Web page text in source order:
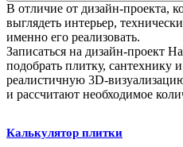
В отличие от дизайн-проекта,
выглядеть интерьер,
именно его реализовать.
Записаться на дизайн-проект
подобрать плитку, сантехнику
реалистичную 3D-
и рассчитают необходимое
Калькулятор плитки